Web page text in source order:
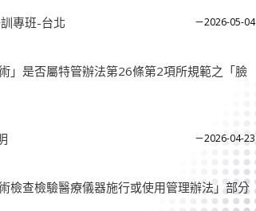
專班-台北 －2026-05-04
」是否屬特管辦法第26條第2項所規範之「臉
－2026-04-23
檢查檢驗醫療儀器施行或使用管理辦法」部分